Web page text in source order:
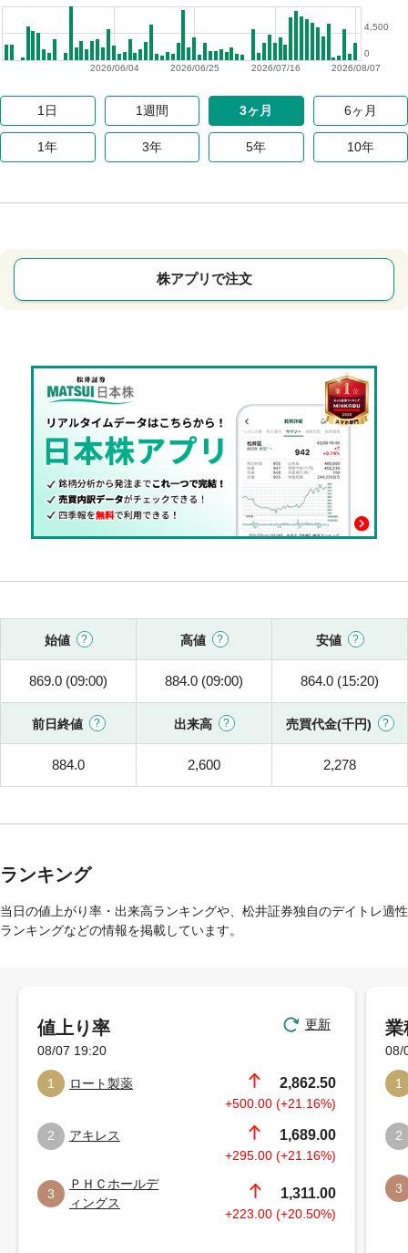
2026/08/07
2026/07/16
2026/06/25
2026/06/04
0
4,500
1日 1週間 3ヶ月 6ヶ月
1年 3年 5年 10年
株アプリで注文
始値 高値 安値
869.0 (09:00) 884.0 (09:00) 864.0 (15:20)
前日終値 出来高 売買代金(千円)
884.0 2,600 2,278
ランキング
当日の値上がり率・出来高ランキングや、松井証券独自のデイトレ適性
ランキングなどの情報を掲載しています。